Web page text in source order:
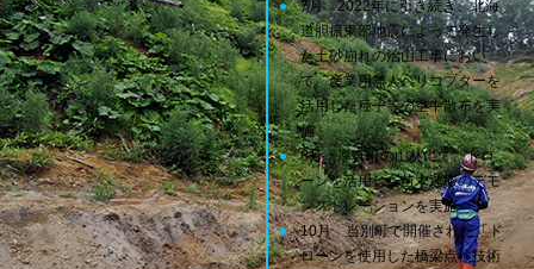
7月 2022年に引き続き、北海
道胆振東部地震によって発生し
た土砂崩れの治山工事におい
て、産業用無人ヘリコプターを
活用した種子等の空中散布を実
施
8月 厚真町の山林にて、ドロ
ーンを活用した苗木運搬のデモ
ンストレーションを実施
10月 当別町で開催された「ド
ローンを使用した橋梁点検技術